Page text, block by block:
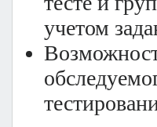
учетом